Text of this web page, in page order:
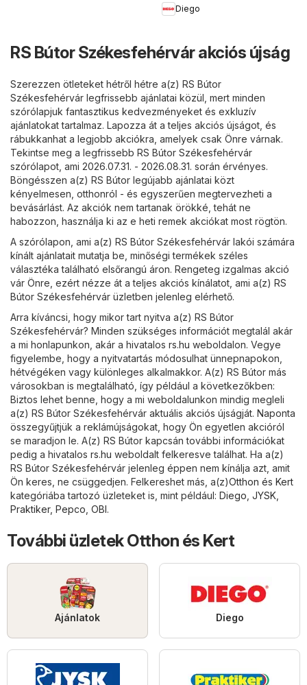
Diego
RS Bútor Székesfehérvár akciós újság
Szerezzen ötleteket hétről hétre a(z) RS Bútor
Székesfehérvár legfrissebb ajánlatai közül, mert minden
szórólapjuk fantasztikus kedvezményeket és exkluzív
ajánlatokat tartalmaz. Lapozza át a teljes akciós újságot, és
rábukkanhat a legjobb akciókra, amelyek csak Önre várnak.
Tekintse meg a legfrissebb RS Bútor Székesfehérvár
szórólapot, ami 2026.07.31. - 2026.08.31. során érvényes.
Böngésszen a(z) RS Bútor legújabb ajánlatai közt
kényelmesen, otthonról - és egyszerűen megtervezheti a
bevásárlást. Az akciók nem tartanak örökké, tehát ne
habozzon, használja ki az e heti remek akciókat most rögtön.
A szórólapon, ami a(z) RS Bútor Székesfehérvár lakói számára
kínált ajánlatait mutatja be, minőségi termékek széles
választéka található elsőrangú áron. Rengeteg izgalmas akció
vár Önre, ezért nézze át a teljes akciós kínálatot, ami a(z) RS
Bútor Székesfehérvár üzletben jelenleg elérhető.
Arra kíváncsi, hogy mikor tart nyitva a(z) RS Bútor
Székesfehérvár? Minden szükséges információt megtalál akár
a mi honlapunkon, akár a hivatalos rs.hu weboldalon. Vegye
figyelembe, hogy a nyitvatartás módosulhat ünnepnapokon,
hétvégéken vagy különleges alkalmakkor. A(z) RS Bútor más
városokban is megtalálható, így például a következőkben:
Biztos lehet benne, hogy a mi weboldalunkon mindig megleli
a(z) RS Bútor Székesfehérvár aktuális akciós újságját. Naponta
összegyűjtjük a reklámújságokat, hogy Ön egyetlen akcióról
se maradjon le. A(z) RS Bútor kapcsán további információkat
pedig a hivatalos rs.hu weboldalt felkeresve találhat. Ha a(z)
RS Bútor Székesfehérvár jelenleg éppen nem kínálja azt, amit
Ön keres, ne csüggedjen. Felkereshet más, a(z)Otthon és Kert
kategóriába tartozó üzleteket is, mint például: Diego JYSK
Praktiker, Pepco OBI.
További üzletek Otthon és Kert
Ajánlatok Diego